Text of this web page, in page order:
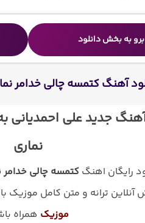
برو به بخش دانلود
آهنگ کتمسه چالی خدامر
جدید علی احمدیانی
نماری
رایگان اهنگکتمسه چالی خدامر
ترانه و متن کامل موزیک با کیفیت
موزیک همراه